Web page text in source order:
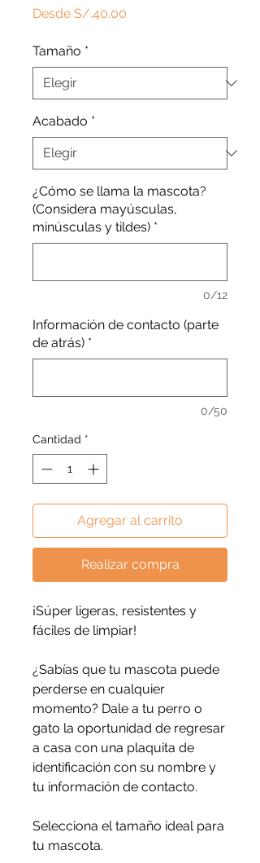
Desde S/.40.00
Tamaño *
Acabado *
¿Cómo se llama la mascota?
(Considera mayúsculas,
minúsculas y tildes) *
0/12
Información de contacto (parte
de atrás) *
0/50
Cantidad *
Agregar al carrito
Realizar compra
¡Súper ligeras, resistentes y
fáciles de limpiar!
¿Sabías que tu mascota puede
perderse en cualquier
momento? Dale a tu perro o
gato la oportunidad de regresar
a casa con una plaquita de
identificación con su nombre y
tu información de contacto.
Selecciona el tamaño ideal para
tu mascota.